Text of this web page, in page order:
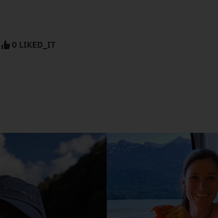
0 LIKED_IT